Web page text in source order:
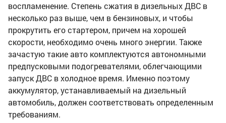
воспламенение. Степень сжатия в дизельных ДВС в
несколько раз выше, чем в бензиновых, и чтобы
прокрутить его стартером, причем на хорошей
скорости, необходимо очень много энергии. Также
зачастую такие авто комплектуются автономными
предпусковыми подогревателями, облегчающими
запуск ДВС в холодное время. Именно поэтому
аккумулятор, устанавливаемый на дизельный
автомобиль, должен соответствовать определенным
требованиям.